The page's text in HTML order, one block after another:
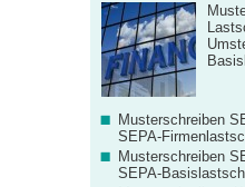
Musterschreiben
SEPA-
Musterschreiben
SEPA-